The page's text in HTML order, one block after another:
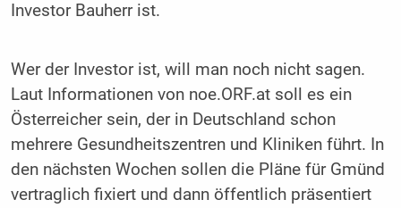
Investor Bauherr ist.
Wer der Investor ist, will man noch nicht sagen.
Laut Informationen von noe.ORF.at soll es ein
Österreicher sein, der in Deutschland schon
mehrere Gesundheitszentren und Kliniken führt. In
den nächsten Wochen sollen die Pläne für Gmünd
vertraglich fixiert und dann öffentlich präsentiert